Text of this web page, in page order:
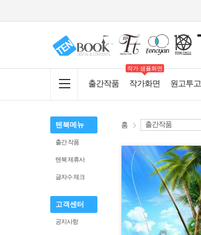
작가 샘플화면
출간작품 작가화면 원고투고
텐북메뉴
출간 작품
텐북 제휴사
글자수 체크
고객센터
공지사항
홈 출간작품